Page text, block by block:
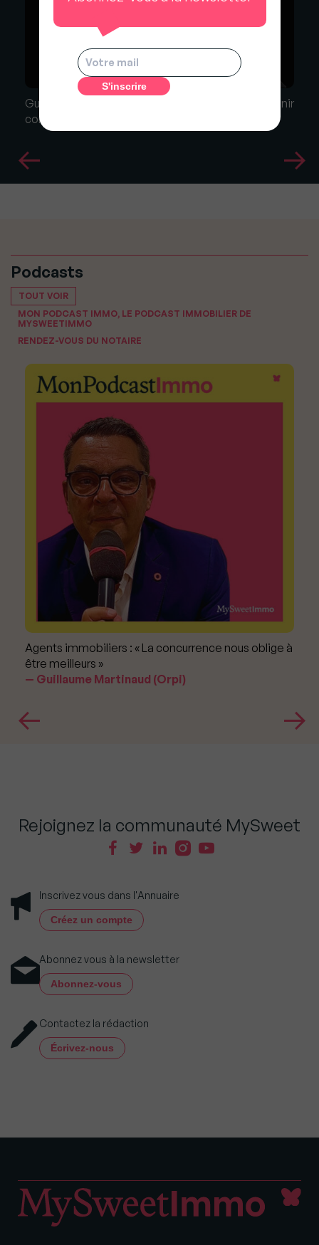
Guy Hoquet l'Immobilier lance son CFA pour devenir
conseiller immobilier en alternance
Podcasts
TOUT VOIR
MON PODCAST IMMO, LE PODCAST IMMOBILIER DE
MYSWEETIMMO
RENDEZ-VOUS DU NOTAIRE
Agents immobiliers : « La concurrence nous oblige à
être meilleurs »
Guillaume Martinaud (Orpi)
Rejoignez la communauté MySweet
Inscrivez vous dans l'Annuaire
Créez un compte
Abonnez vous à la newsletter
Abonnez-vous
Contactez la rédaction
Écrivez-nous